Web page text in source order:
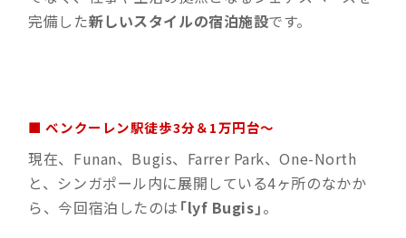
完備した新しいスタイルの宿泊施設です。
■ ベンクーレン駅徒歩3分＆1万円台〜
現在、Funan、Bugis、Farrer Park、One-North
と、シンガポール内に展開している4ヶ所のなかか
ら、今回宿泊したのは 「lyf Bugis」。